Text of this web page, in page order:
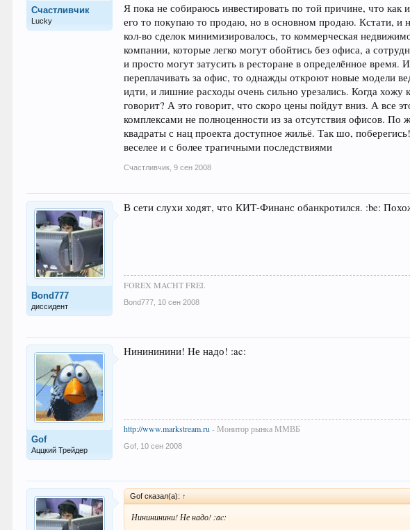
Счастливчик
Lucky
Я пока не собираюсь инвестировать по той причине, что
его то покупаю то продаю, но в основном продаю. Кстати, и
кол-во сделок минимизировалось, то коммерческая
компании, которые легко могут обойтись без офиса, а
и просто могут затусить в ресторане в определённое время.
переплачивать за офис, то однажды откроют новые модели
идти, и лишние расходы очень сильно урезались. Когда
говорит? А это говорит, что скоро цены пойдут вниз. А все
комплексами не полноценности из за отсутствия офисов.
квадраты с нац проекта доступное жильё. Так шо,
веселее и с более трагичными последствиями
Счастливчик 9 сен 2008
Bond777
диссидент
В сети слухи ходят, что КИТ-Финанс обанкротился. :be:
FOREX MACHT FREI.
Bond777 10 сен 2008
Gof
Аццкий Трейдер
Нинининини! Не надо! :ac:
http://www.markstream.ru - Монитор рынка ММВБ
Gof 10 сен 2008
Gof сказал(а): ↑
Нинининини! Не надо! :ac: